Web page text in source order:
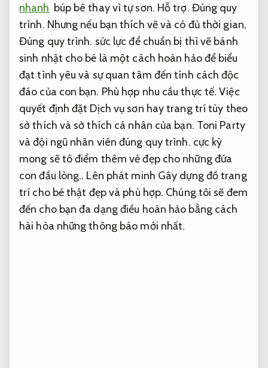
nhanh búp bê thay vì tự sơn. Hỗ trợ. Đúng quy
trình. Nhưng nếu bạn thích vẽ và có đủ thời gian,
Đúng quy trình. sức lực để chuẩn bị thì vẽ bánh
sinh nhật cho bé là một cách hoàn hảo để biểu
đạt tình yêu và sự quan tâm đến tính cách độc
đáo của con bạn. Phù hợp nhu cầu thực tế. Việc
quyết định đặt Dịch vụ sơn hay trang trí tùy theo
sở thích và sở thích cá nhân của bạn. Toni Party
và đội ngũ nhân viên đúng quy trình. cực kỳ
mong sẽ tô điểm thêm vẻ đẹp cho những đứa
con đầu lòng.. Lên phát minh Gây dựng đồ trang
trí cho bé thật đẹp và phù hợp. Chúng tôi sẽ đem
đến cho bạn đa dạng điều hoàn hảo bằng cách
hài hòa những thông báo mới nhất.